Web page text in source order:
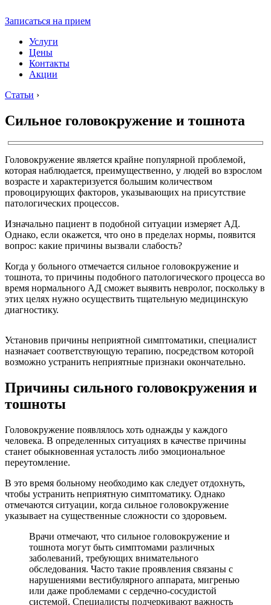
Записаться на прием
Услуги
Цены
Контакты
Акции
Статьи ›
Сильное головокружение и тошнота
Головокружение является крайне популярной проблемой,
которая наблюдается, преимущественно, у людей во взрослом
возрасте и характеризуется большим количеством
провоцирующих факторов, указывающих на присутствие
патологических процессов.
Изначально пациент в подобной ситуации измеряет АД.
Однако, если окажется, что оно в пределах нормы, появится
вопрос: какие причины вызвали слабость?
Когда у больного отмечается сильное головокружение и
тошнота, то причины подобного патологического процесса во
время нормального АД сможет выявить невролог, поскольку в
этих целях нужно осуществить тщательную медицинскую
диагностику.
Установив причины неприятной симптоматики, специалист
назначает соответствующую терапию, посредством которой
возможно устранить неприятные признаки окончательно.
Причины сильного головокружения и
тошноты
Головокружение появлялось хоть однажды у каждого
человека. В определенных ситуациях в качестве причины
станет обыкновенная усталость либо эмоциональное
переутомление.
В это время больному необходимо как следует отдохнуть,
чтобы устранить неприятную симптоматику. Однако
отмечаются ситуации, когда сильное головокружение
указывает на существенные сложности со здоровьем.
Врачи отмечают, что сильное головокружение и
тошнота могут быть симптомами различных
заболеваний, требующих внимательного
обследования. Часто такие проявления связаны с
нарушениями вестибулярного аппарата, мигренью
или даже проблемами с сердечно-сосудистой
системой. Специалисты подчеркивают важность